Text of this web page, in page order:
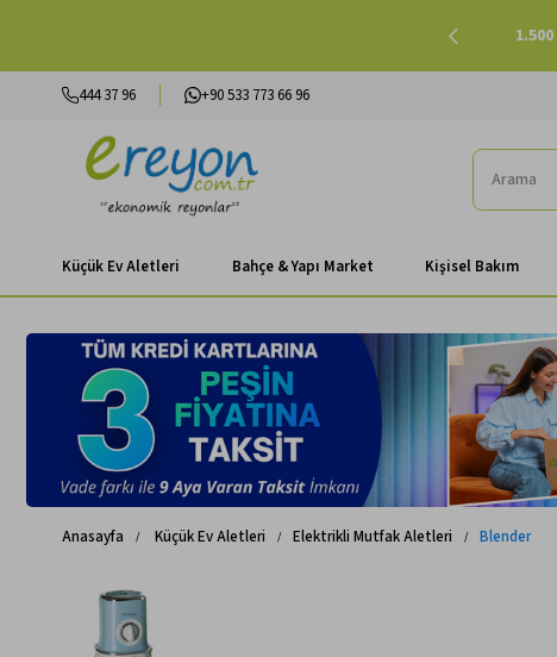
444 37 96 +90 533 773 66 96
Küçük Ev Aletleri Bahçe & Yapı Market Kişisel Bakım
Anasayfa Küçük Ev Aletleri Elektrikli Mutfak Aletleri Blender